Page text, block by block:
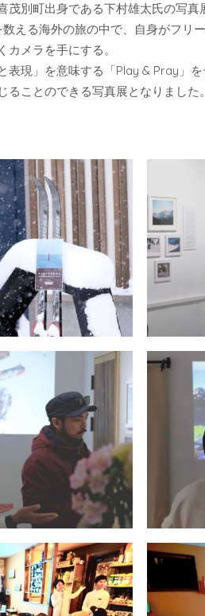
茂別町出身である下村雄太氏の写真
数える海外の旅の中で、自身がフリ
カメラを手にする。
と表現」を意味する「Play & Pray」
ることのできる写真展となりました。